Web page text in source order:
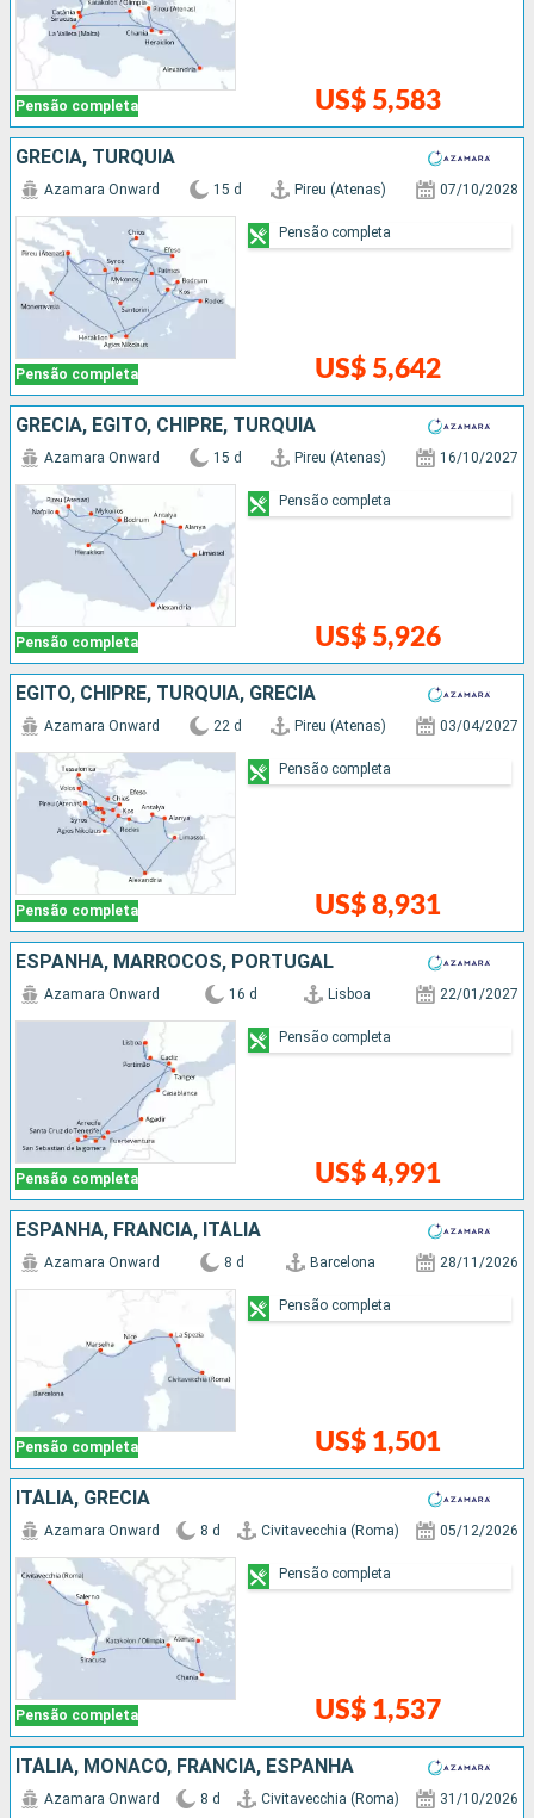
Pensão completa US$ 5,583
GRÉCIA, TURQUIA
Pensão completa
Azamara Onward 15 d Pireu (Atenas) 07/10/2028
US$ 5,642
Pensão completa
GRÉCIA, EGITO, CHIPRE, TURQUIA
Pensão completa
Azamara Onward 15 d Pireu (Atenas) 16/10/2027
US$ 5,926
Pensão completa
EGITO, CHIPRE, TURQUIA, GRÉCIA
Pensão completa
Azamara Onward 22 d Pireu (Atenas) 03/04/2027
US$ 8,931
Pensão completa
ESPANHA, MARROCOS, PORTUGAL
Pensão completa
Azamara Onward 16 d Lisboa 22/01/2027
US$ 4,991
Pensão completa
ESPANHA, FRANCIA, ITÁLIA
Pensão completa
Azamara Onward 8 d Barcelona 28/11/2026
US$ 1,501
Pensão completa
ITÁLIA, GRÉCIA
Pensão completa
Azamara Onward 8 d Civitavecchia (Roma) 05/12/2026
US$ 1,537
Pensão completa
ITÁLIA, MÔNACO, FRANCIA, ESPANHA
Azamara Onward 8 d Civitavecchia (Roma) 31/10/2026